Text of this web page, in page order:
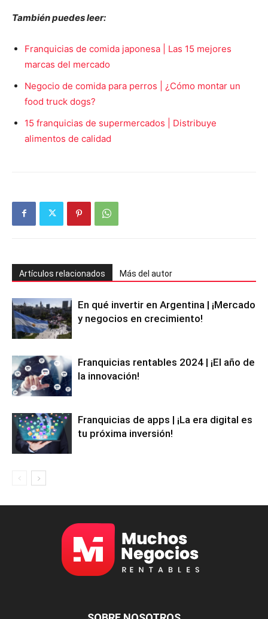
También puedes leer:
Franquicias de comida japonesa | Las 15 mejores
marcas del mercado
Negocio de comida para perros | ¿Cómo montar un
food truck dogs?
15 franquicias de supermercados | Distribuye
alimentos de calidad
Artículos relacionados Más del autor
En qué invertir en Argentina | ¡Mercado
y negocios en crecimiento!
Franquicias rentables 2024 | ¡El año de
la innovación!
Franquicias de apps | ¡La era digital es
tu próxima inversión!